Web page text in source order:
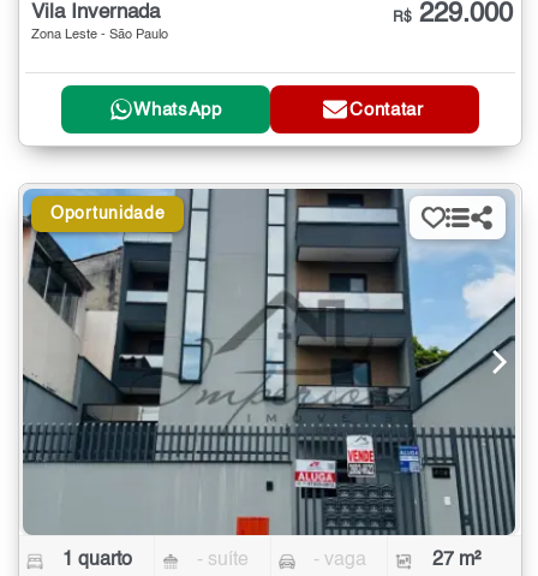
Vila Invernada
Zona Leste - São Paulo
R$ 229.000
WhatsApp Contatar
Oportunidade
1 quarto - suíte - vaga 27 m²